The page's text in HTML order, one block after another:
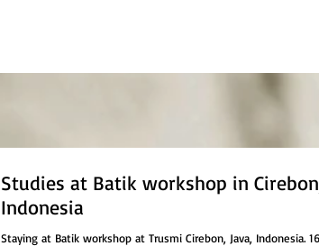
Studies at Batik workshop in
Indonesia
Staying at Batik workshop at Trusmi Cirebon, Java, Indonesia.